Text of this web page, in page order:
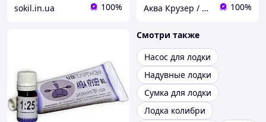
sokil.in.ua 100% Аква Крузер / Aqua Cruiser 100%
Смотри также
Насос для лодки
Надувные лодки
Сумка для лодки
Лодка колибри